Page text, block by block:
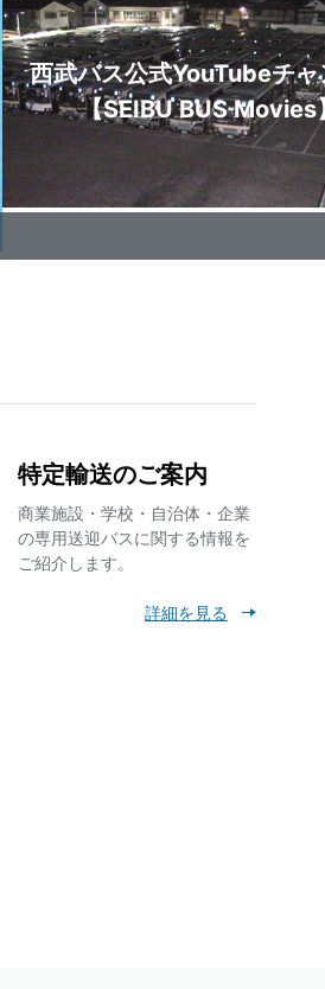
の停留所休止に
ついて
草津線）
休止について
場移動のお知らせ
の実施について
西武バス公式YouTubeチャ
【SEIBU BUS Movies
特定輸送のご案内
商業施設・学校・自治体・企業
の専用送迎バスに関する情報を
ご紹介します。
詳細を見る